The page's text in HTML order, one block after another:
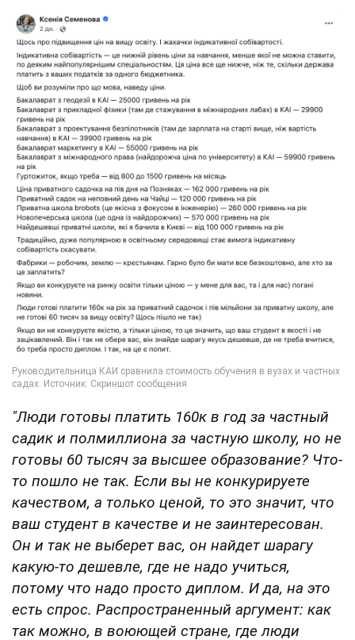
"Люди готовы платить 160к в год за частный
садик и полмиллиона за частную школу, но не
готовы 60 тысяч за высшее образование? Что-
то пошло не так. Если вы не конкурируете
качеством, а только ценой, то это значит, что
ваш студент в качестве и не заинтересован.
Он и так не выберет вас, он найдет шарагу
какую-то дешевле, где не надо учиться,
потому что надо просто диплом. И да, на это
есть спрос. Распространенный аргумент: как
так можно, в воюющей стране, где люди